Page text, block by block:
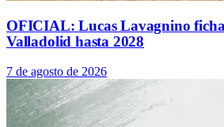
OFICIAL: Lucas Lavagnino
Valladolid hasta 2028
7 de agosto de 2026